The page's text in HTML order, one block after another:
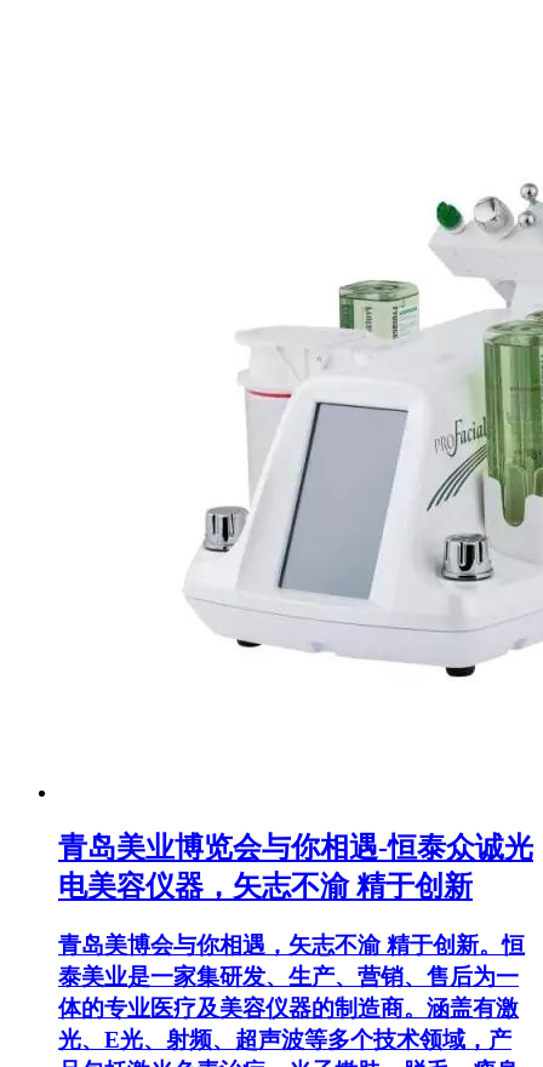
青岛美业博览会与你相遇-恒泰众诚光
电美容仪器，矢志不渝 精于创新
青岛美博会与你相遇，矢志不渝 精于创新。恒
泰美业是一家集研发、生产、营销、售后为一
体的专业医疗及美容仪器的制造商。涵盖有激
光、E光、射频、超声波等多个技术领域，产